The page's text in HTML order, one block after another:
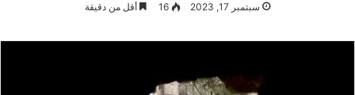
سبتمبر 17, 2023 16 أقل من دقيقة